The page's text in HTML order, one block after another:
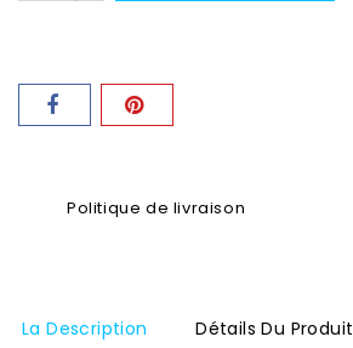
Politique de livraison
La Description Détails Du Produit